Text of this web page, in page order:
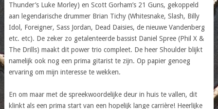
Thunder’s Luke Morley) en Scott Gorham’s 21 Guns, gekoppeld
aan legendarische drummer Brian Tichy (Whitesnake, Slash, Billy
Idol, Foreigner, Sass Jordan, Dead Daisies, de nieuwe Vandenberg
etc. etc). De zeker zo getalenteerde bassist Daniel Spree (Phil X &
The Drills) maakt dit power trio compleet. De heer Shoulder blijkt
namelijk ook nog een prima gitarist te zijn. Op papier genoeg
ervaring om mijn interesse te wekken.
En om maar met de spreekwoordelijke deur in huis te vallen, dit
klinkt als een prima start van een hopelijk lange carrière! Heerlijke